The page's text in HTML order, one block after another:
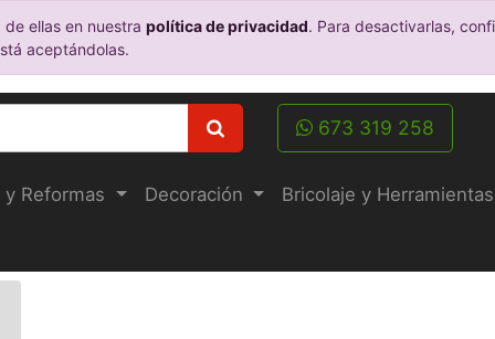
ellas en nuestra política de privacidad. Para desactivarlas,
aceptándolas.
673 319 258
Reformas Decoración Bricolaje y Herramientas